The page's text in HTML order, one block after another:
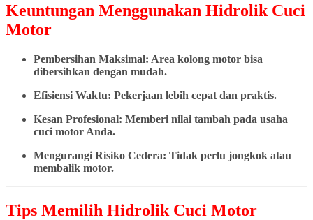
Keuntungan Menggunakan Hidrolik Cuci
Motor
Pembersihan Maksimal: Area kolong motor bisa
dibersihkan dengan mudah.
Efisiensi Waktu: Pekerjaan lebih cepat dan praktis.
Kesan Profesional: Memberi nilai tambah pada usaha
cuci motor Anda.
Mengurangi Risiko Cedera: Tidak perlu jongkok atau
membalik motor.
Tips Memilih Hidrolik Cuci Motor